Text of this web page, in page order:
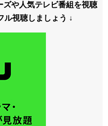
ズや人気テレビ番組を視聴
ル視聴しましょう ↓